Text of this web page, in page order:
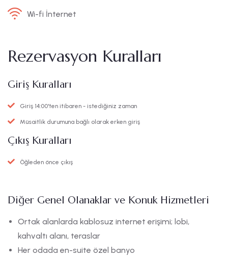
Wi-fi İnternet
Rezervasyon Kuralları
Giriş Kuralları
Giriş 14:00'ten itibaren - istediğiniz zaman
Müsaitlik durumuna bağlı olarak erken giriş
Çıkış Kuralları
Öğleden önce çıkış
Diğer Genel Olanaklar ve Konuk Hizmetleri
Ortak alanlarda kablosuz internet erişimi; lobi,
kahvaltı alanı, teraslar
Her odada en-suite özel banyo